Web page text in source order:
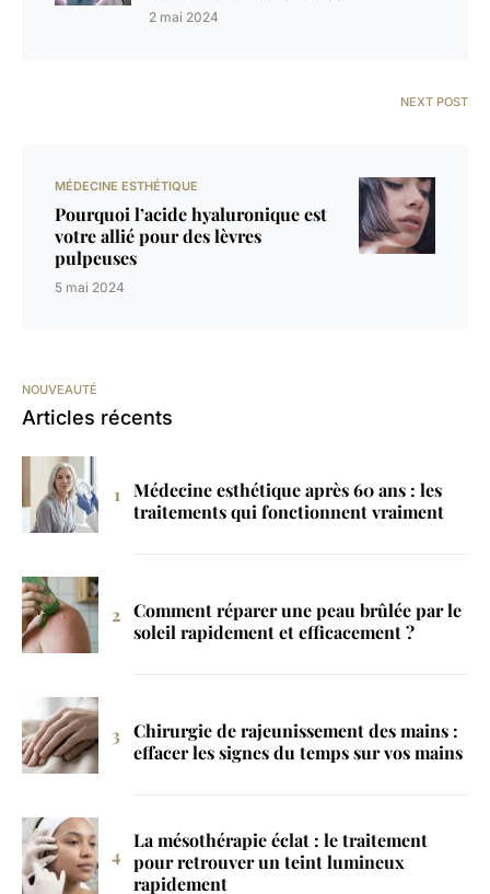
2 mai 2024
NEXT POST
MÉDECINE ESTHÉTIQUE
Pourquoi l’acide hyaluronique est
votre allié pour des lèvres
pulpeuses
5 mai 2024
NOUVEAUTÉ
Articles récents
Médecine esthétique après 60 ans : les
traitements qui fonctionnent vraiment
Comment réparer une peau brûlée par le
soleil rapidement et efficacement ?
Chirurgie de rajeunissement des mains :
effacer les signes du temps sur vos mains
La mésothérapie éclat : le traitement
pour retrouver un teint lumineux
rapidement